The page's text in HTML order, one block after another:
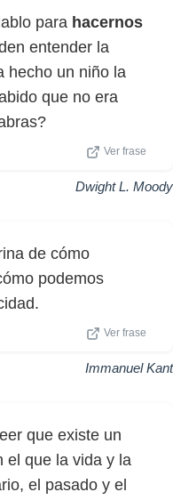
para hacernos
entender la
hecho un niño la
que no era
Ver frase
Dwight L. Moody
de cómo
podemos
Ver frase
Immanuel Kant
que existe un
el que la vida y la
el pasado y el